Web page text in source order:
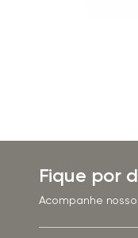
Fique por
Acompanhe